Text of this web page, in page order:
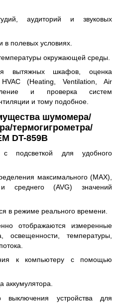
аудиторий и звуковых
полевых условиях.
окружающей среды.
вытяжных шкафов, оценка
HVAC (Heating, Ventilation, Air
и проверка систем
и тому подобное.
шумомера/
термогигрометра/
DT-859B
подсветкой для удобного
максимального (MAX),
среднего (AVG) значений
в режиме реального времени.
отображаются измеренные
освещенности, температуры,
к компьютеру с помощью
аккумулятора.
выключения устройства для